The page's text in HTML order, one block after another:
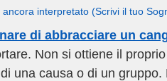
interpretato (Scrivi il tuo
di abbracciare un
Non si ottiene il
una causa o di un